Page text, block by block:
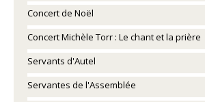
Concert de Noël
Concert Michèle Torr : Le chant et la prière
Servants d'Autel
Servantes de l'Assemblée